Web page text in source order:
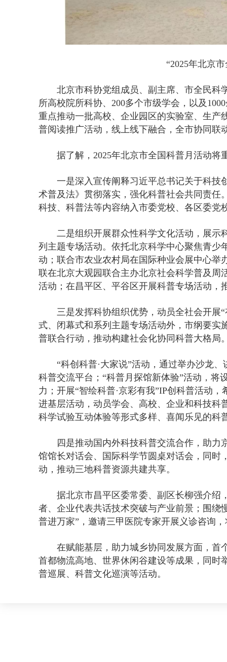
“2025年北京
北京市科协党组成员、副主席、市全民科
所高校院所科协、200多个市级学会，以及
重点推动一批高校、企业园区的实验室、生产
普阅读推广活动，线上线下融合，全市协同联
据了解，2025年北京市全国科普月活动将
一是深入宣传阐释习近平总书记关于科技
术普及法》贯彻落实，强化科普社会共同责任
科技、科普法等内容纳入市委党校、各区委党
二是组织开展群众性科学文化活动，展示
列主题专场活动。依托北京科学中心聚焦青少
动；联合市农业农村局在国际种业会展中心举
联在北京大观园联合主办北京社会科学普及周
活动；在昌平区、平谷区开展科普专场活动，
三是发挥科协组织优势，动员全社会开展
式、闭幕式和系列主题专场活动外，市纲要实
普联合行动，推动构建社会化协同科普大格局
“科创科普·大家说”活动，通过举办沙龙
科普交流平台；“科普月探馆新体验”活动，
力；开展“智绘科普·京彩有我”IP创科普活动
进基层活动，动员学会、高校、企业和科技科
科学试验互动体验等形式多样、喜闻乐见的科
四是推动国内外科技科普交流合作，助
馆馆长对话会、国际科学节圆桌对话会，同时
动，推动三地科普资源共建共享。
据北京市昌平区委常委、副区长柳强介绍
者、企业代表共话技术突破与产业前景；围绕
普进万家”，邀请三甲医院专家开展义诊咨询
在赋能基层，助力城乡协同发展方面，首
首都物流高地、世界休闲谷建设等成果，同时
普巡展、科普文化巡演等活动。